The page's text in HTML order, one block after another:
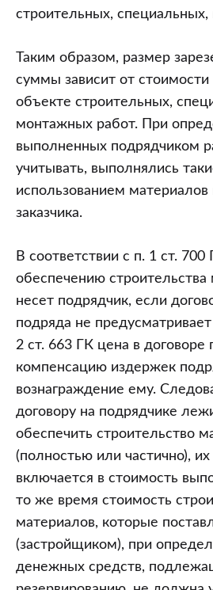
строительных,
Таким образом, размер
суммы зависит от
объекте строительных,
монтажных работ. При
выполненных подрядчиком
учитывать, выполнялись
использованием материалов
заказчика.
В соответствии с п. 1 ст. 700
обеспечению
несет подрядчик, если
подряда не
2 ст. 663 ГК цена в договоре
компенсацию издержек
вознаграждение ему.
договору на подрядчике
обеспечить строительство
(полностью или частично),
включается в стоимость
то же время стоимость
материалов, которые
(застройщиком), при
денежных средств,